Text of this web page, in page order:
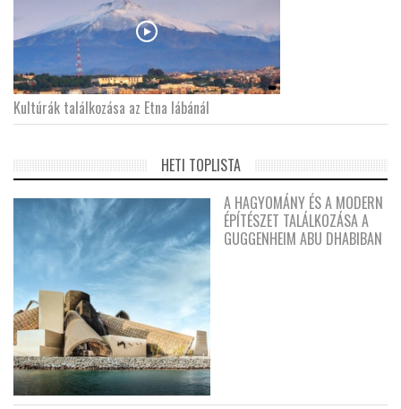
Kultúrák találkozása az Etna lábánál
HETI TOPLISTA
A HAGYOMÁNY ÉS A MODERN
ÉPÍTÉSZET TALÁLKOZÁSA A
GUGGENHEIM ABU DHABIBAN